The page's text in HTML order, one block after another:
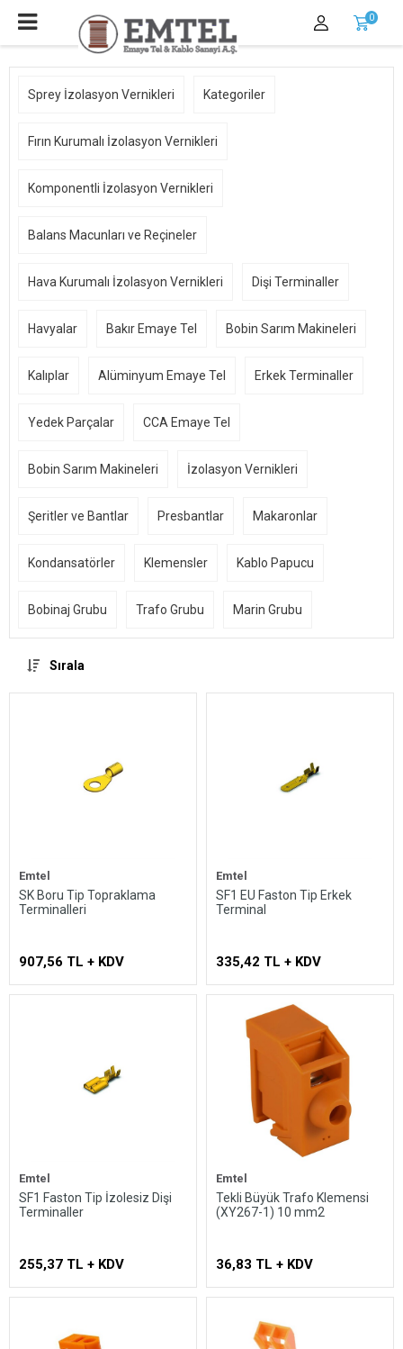
0
Sprey İzolasyon Vernikleri Kategoriler
Fırın Kurumalı İzolasyon Vernikleri
Komponentli İzolasyon Vernikleri
Balans Macunları ve Reçineler
Hava Kurumalı İzolasyon Vernikleri Dişi Terminaller
Havyalar Bakır Emaye Tel Bobin Sarım Makineleri
Kalıplar Alüminyum Emaye Tel Erkek Terminaller
Yedek Parçalar CCA Emaye Tel
Bobin Sarım Makineleri İzolasyon Vernikleri
Şeritler ve Bantlar Presbantlar Makaronlar
Kondansatörler Klemensler Kablo Papucu
Bobinaj Grubu Trafo Grubu Marin Grubu
Sırala
Emtel
SK Boru Tip Topraklama
Terminalleri
907,56 TL + KDV
Emtel
SF1 EU Faston Tip Erkek
Terminal
335,42 TL + KDV
Emtel
SF1 Faston Tip İzolesiz Dişi
Terminaller
255,37 TL + KDV
Emtel
Tekli Büyük Trafo Klemensi
(XY267-1) 10 mm2
36,83 TL + KDV